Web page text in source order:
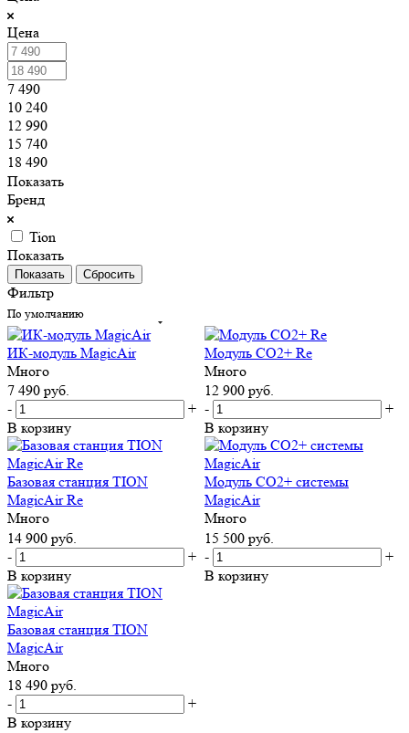
Цена
7 490
10 240
12 990
15 740
18 490
Показать
Бренд
Tion
Показать
Сбросить
Фильтр
По умолчанию
ИК-модуль MagicAir
Много
7 490 руб.
-
+
В корзину
Модуль CO2+ Re
Много
12 900 руб.
-
+
В корзину
Базовая станция TION
MagicAir Re
Много
14 900 руб.
-
+
В корзину
Модуль CO2+ системы
MagicAir
Много
15 500 руб.
-
+
В корзину
Базовая станция TION
MagicAir
Много
18 490 руб.
-
+
В корзину